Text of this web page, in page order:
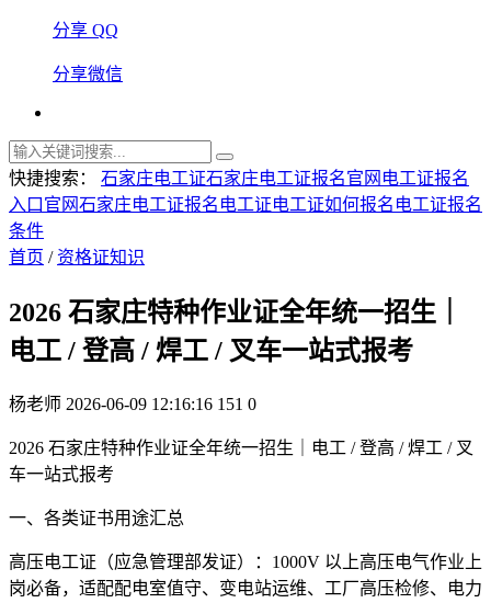
分享 QQ
分享微信
快捷搜索： 石家庄电工证石家庄电工证报名官网 电工证报名
入口官网石家庄电工证报名 电工证电工证如何报名 电工证报名
条件
首页 / 资格证知识
2026 石家庄特种作业证全年统一招生｜
电工 / 登高 / 焊工 / 叉车一站式报考
杨老师 2026-06-09 12:16:16 151 0
2026 石家庄特种作业证全年统一招生｜电工 / 登高 / 焊工 / 叉
车一站式报考
一、各类证书用途汇总
高压电工证（应急管理部发证）：1000V 以上高压电气作业上
岗必备，适配配电室值守、变电站运维、工厂高压检修、电力